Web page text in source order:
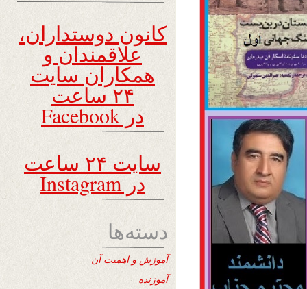
کانون دوستداران،
علاقمندان و
همکاران سایت
۲۴ ساعت
در Facebook
سایت ۲۴ ساعت
در Instagram
دسته‌ها
آموزش و اهمیت آن
آموزنده